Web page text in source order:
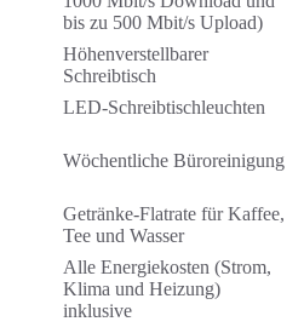
bis zu 500 Mbit/s Upload)
Höhenverstellbarer
Schreibtisch
LED-Schreibtischleuchten
Wöchentliche Büroreinigung
Getränke-Flatrate für Kaffee,
Tee und Wasser
Alle Energiekosten (Strom,
Klima und Heizung)
inklusive